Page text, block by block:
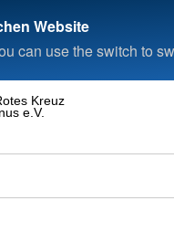
Website
can use the switch to
e.V.
Kreuz